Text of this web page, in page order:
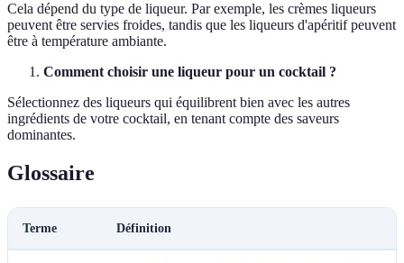
Cela dépend du type de liqueur. Par exemple, les crèmes liqueurs
peuvent être servies froides, tandis que les liqueurs d'apéritif peuvent
être à température ambiante.
Comment choisir une liqueur pour un cocktail ?
Sélectionnez des liqueurs qui équilibrent bien avec les autres
ingrédients de votre cocktail, en tenant compte des saveurs
dominantes.
Glossaire
Terme Définition